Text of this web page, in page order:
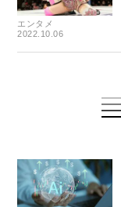
エンタメ
2022.10.06